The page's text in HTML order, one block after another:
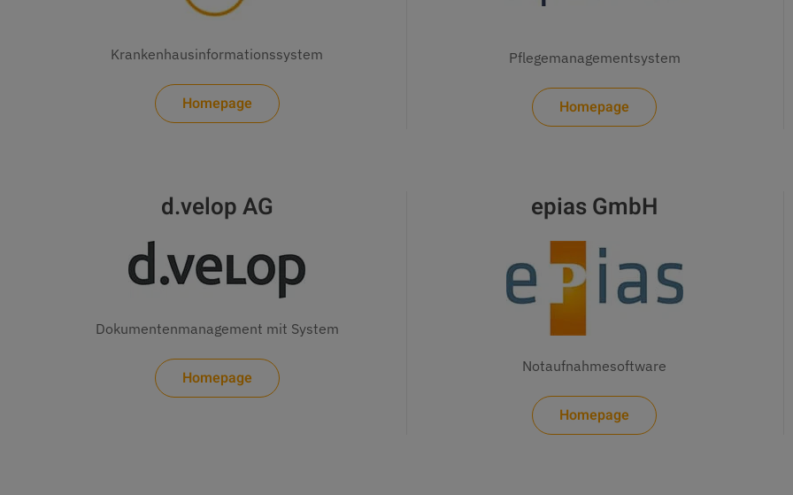
Krankenhausinformationssystem
Homepage
Pflegemanagementsystem
Homepage
d.velop AG
Dokumentenmanagement mit System
Homepage
epias GmbH
Notaufnahmesoftware
Homepage